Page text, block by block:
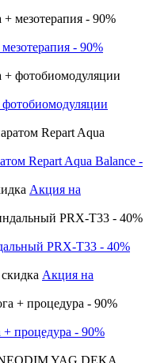
- 90%
Repart Aqua Balance -
Акция на
PRX-T33 - 40%
Акция на
+ процедура - 90%